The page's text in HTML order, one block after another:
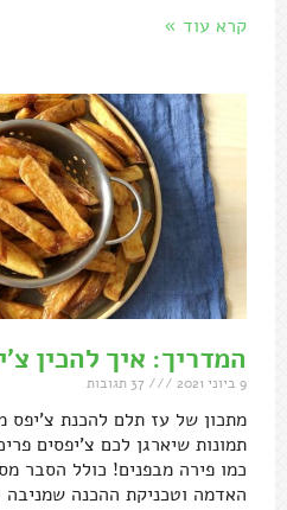
קרא עוד »
המדריך: איך להכין
9 ביוני 2021
מתכון של עז תלם להכנת צ'יפס
תמונות שיארגן לכם צ'יפסים
כמו פירה מבפנים! כולל הסבר
האדמה וטכניקת ההכנה